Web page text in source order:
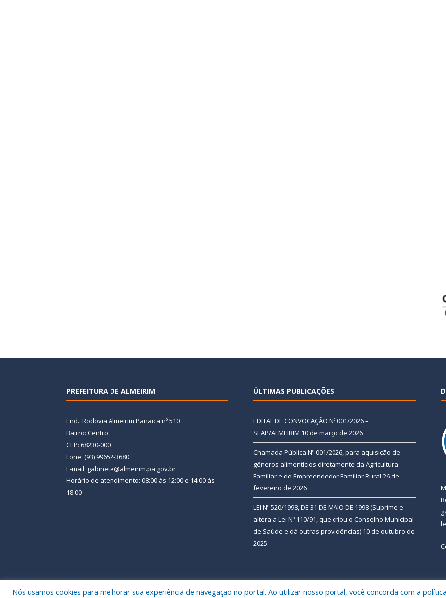
PREFEITURA DE ALMEIRIM
End.: Rodovia Almeirim Panaica nº 510
Bairro: Centro
CEP: 68230-000
Fone: (93) 99652-3680
E-mail: gabinete@almeirim.pa.gov.br
Horário de atendimento: 08:00 às 12:00 e 14:00 às
18:00
ÚLTIMAS PUBLICAÇÕES
EDITAL DE CONVOCAÇÃO Nº 001/2026 –
SEAP/ALMEIRIM 10 de março de 2026
Chamada Pública Nº 001/2026, para aquisição de
gêneros alimentícios diretamente da Agricultura
Familiar e do Empreendedor Familiar Rural 26 de
fevereiro de 2026
LEI Nº 520/1998, DE 31 DE MAIO DE 1998 (Suprime e
altera a Lei Nº 110/91, que criou o Conselho Municipal
de Saúde e dá outras providências) 10 de outubro de
2025
Nós usamos cookies para melhorar sua experiência de navegação no portal. Ao utilizar nosso portal, você concorda com a